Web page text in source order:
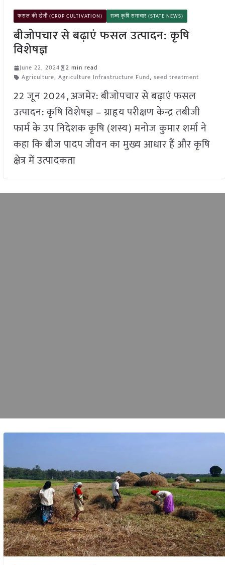
फसल की खेती (CROP CULTIVATION) राज्य कृषि समाचार (STATE NEWS)
बीजोपचार से बढ़ाएं फसल उत्पादन: कृषि
विशेषज्ञ
June 22, 2024
2 min read
Agriculture, Agriculture Infrastructure Fund, seed treatment
22 जून 2024, अजमेर: बीजोपचार से बढ़ाएं फसल
उत्पादन: कृषि विशेषज्ञ – ग्राहृय परीक्षण केन्द्र तबीजी
फार्म के उप निदेशक कृषि (शस्य) मनोज कुमार शर्मा ने
कहा कि बीज पादप जीवन का मुख्य आधार हैं और कृषि
क्षेत्र में उत्पादकता